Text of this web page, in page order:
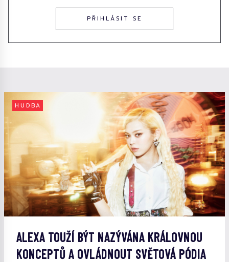
PŘIHLÁSIT SE
HUDBA
ALEXA TOUŽÍ BÝT NAZÝVÁNA KRÁLOVNOU
KONCEPTŮ A OVLÁDNOUT SVĚTOVÁ PÓDIA